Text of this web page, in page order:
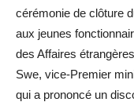
cérémonie de clôture
aux jeunes
des Affaires
Swe, vice-Premier
qui a prononcé un